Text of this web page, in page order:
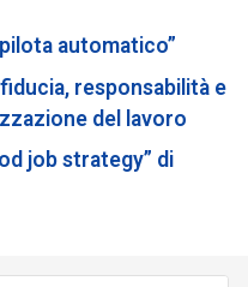
automatico”
responsabilità e
del lavoro
job strategy” di